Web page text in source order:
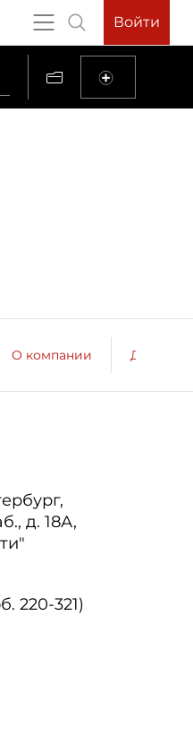
Войти
О компании ДП о
,
д. 18А,
220-321)